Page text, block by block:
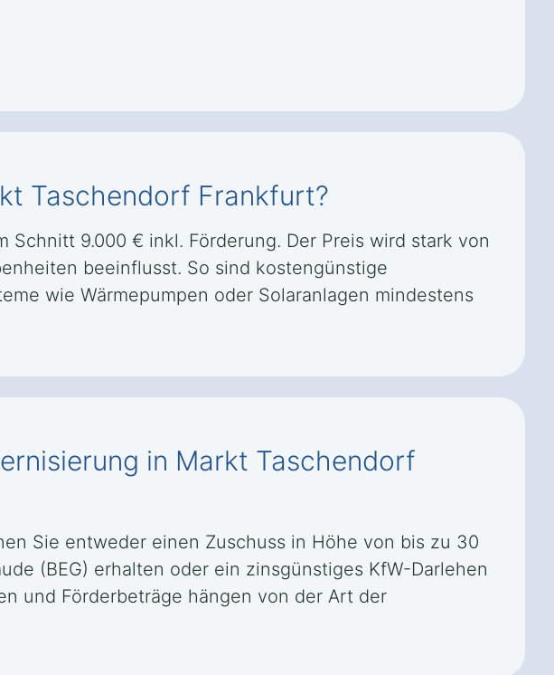
Taschendorf Frankfurt?
9.000 € inkl. Förderung. Der Preis wird stark von
beeinflusst. So sind kostengünstige
wie Wärmepumpen oder Solaranlagen mindestens
in Markt Taschendorf
Sie entweder einen Zuschuss in Höhe von bis zu 30
(BEG) erhalten oder ein zinsgünstiges KfW-Darlehen
und Förderbeträge hängen von der Art der